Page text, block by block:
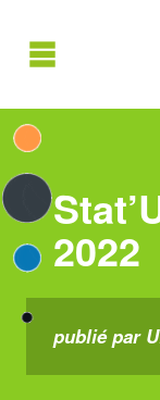
2022
publié par